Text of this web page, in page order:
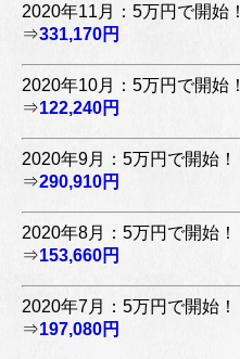
2020年11月：5万円で開始！
⇒331,170円
2020年10月：5万円で開始！
⇒122,240円
2020年9月：5万円で開始！
⇒290,910円
2020年8月：5万円で開始！
⇒153,660円
2020年7月：5万円で開始！
⇒197,080円